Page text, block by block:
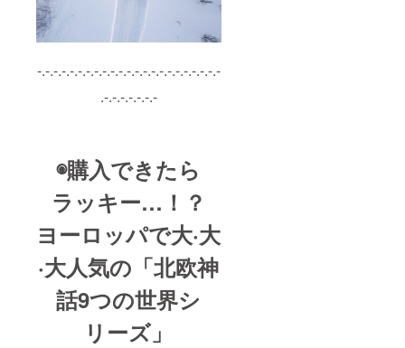
-.-.-.-.-.-.-.-.-.-.-.-.-.-.-.-.-.-.-.-.-.-.-
.-.-.-.-.-.-.-
◉購入できたら
ラッキー…！？
ヨーロッパで大·大
·大人気の「北欧神
話9つの世界シ
リーズ」